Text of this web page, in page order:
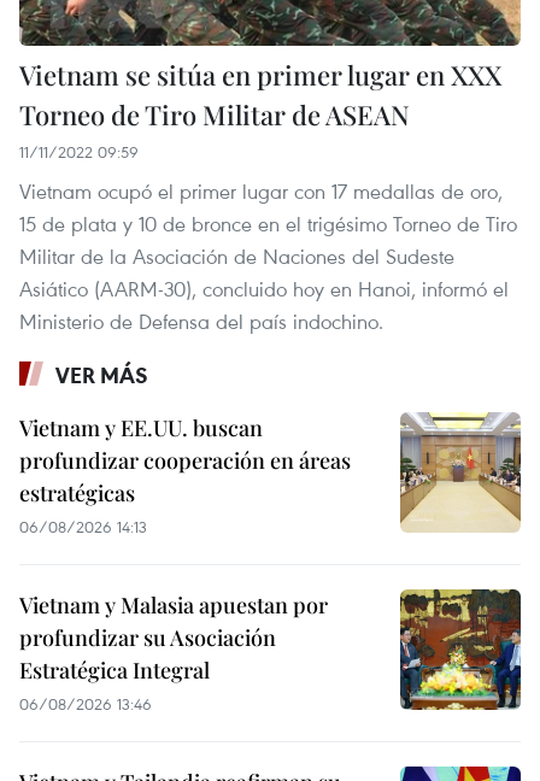
Vietnam se sitúa en primer lugar en XXX
Torneo de Tiro Militar de ASEAN
11/11/2022 09:59
Vietnam ocupó el primer lugar con 17 medallas de oro,
15 de plata y 10 de bronce en el trigésimo Torneo de Tiro
Militar de la Asociación de Naciones del Sudeste
Asiático (AARM-30), concluido hoy en Hanoi, informó el
Ministerio de Defensa del país indochino.
VER MÁS
Vietnam y EE.UU. buscan
profundizar cooperación en áreas
estratégicas
06/08/2026 14:13
Vietnam y Malasia apuestan por
profundizar su Asociación
Estratégica Integral
06/08/2026 13:46